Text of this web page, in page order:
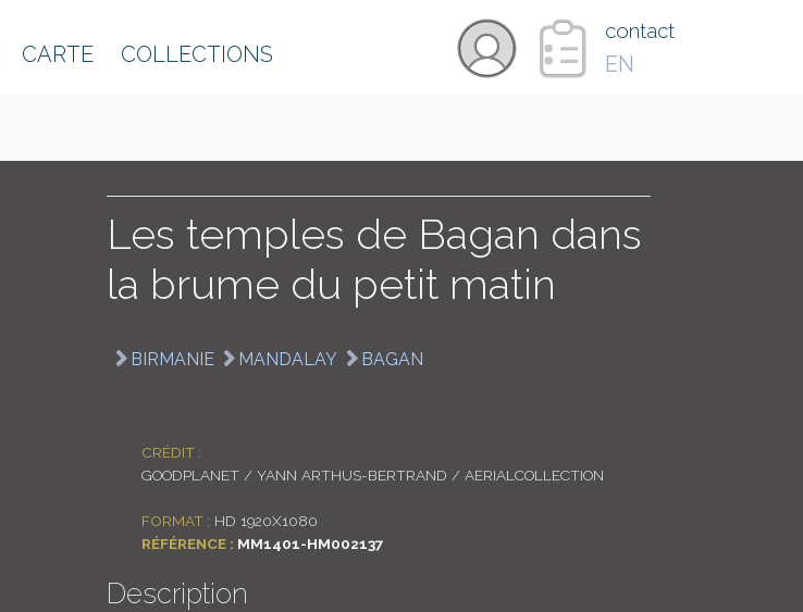
CARTE COLLECTIONS
contact
EN
Les temples de Bagan dans
la brume du petit matin
BIRMANIE MANDALAY BAGAN
CRÉDIT :
GOODPLANET / YANN ARTHUS-BERTRAND / AERIALCOLLECTION
FORMAT : HD 1920X1080
RÉFÉRENCE : MM1401-HM002137
Description